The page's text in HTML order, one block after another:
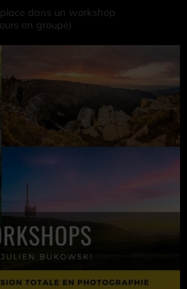
dans un workshop
en groupe)